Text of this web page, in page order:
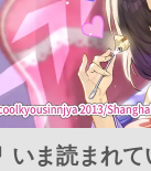
いま読まれ